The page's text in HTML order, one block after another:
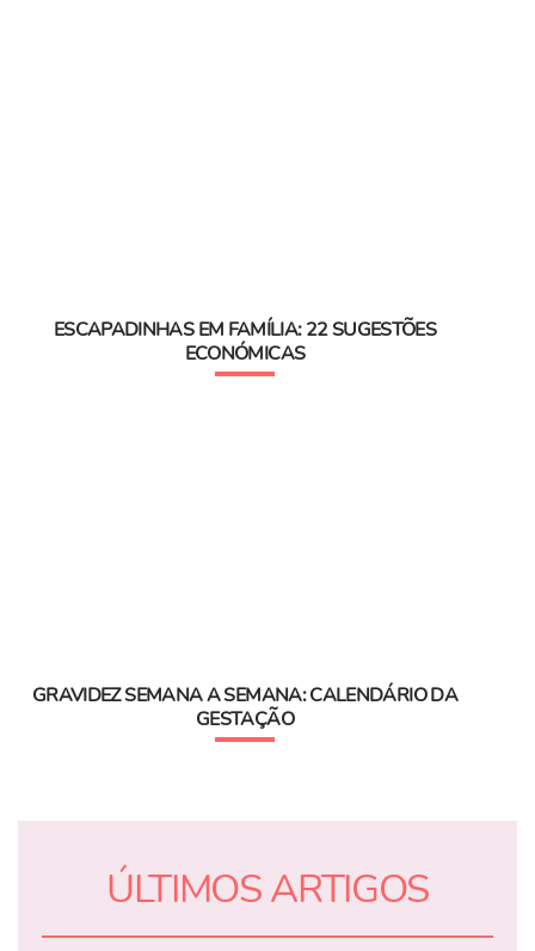
ESCAPADINHAS EM FAMÍLIA: 22 SUGESTÕES
ECONÓMICAS
GRAVIDEZ SEMANA A SEMANA: CALENDÁRIO DA
GESTAÇÃO
ÚLTIMOS ARTIGOS